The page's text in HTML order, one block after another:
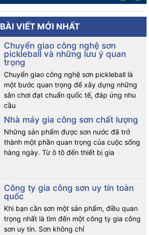
BÀI VIẾT MỚI NHẤT
Chuyển giao công nghệ sơn
pickleball và những lưu ý quan
trọng
Chuyển giao công nghệ sơn pickleball là
một bước quan trọng để xây dựng những
sân chơi đạt chuẩn quốc tế, đáp ứng nhu
cầu
Nhà máy gia công sơn chất lượng
Những sản phẩm được sơn nước đã trở
thành một phần quan trọng của cuộc sống
hàng ngày. Từ ô tô đến thiết bị gia
Công ty gia công sơn uy tín toàn
quốc
Khi bạn cần sơn một sản phẩm, điều quan
trọng nhất là tìm đến một công ty gia công
sơn uy tín. Sơn không chỉ